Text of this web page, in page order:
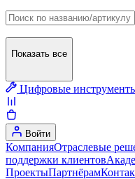
Показать все
Цифровые
Войти
КомпанияОтраслевые
поддержки клиентов
ПроектыПартнёрам